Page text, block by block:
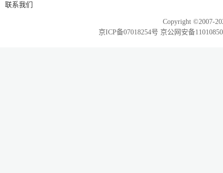
联系我们
Copyright ©2007-
京ICP备07018254号 京公网安备